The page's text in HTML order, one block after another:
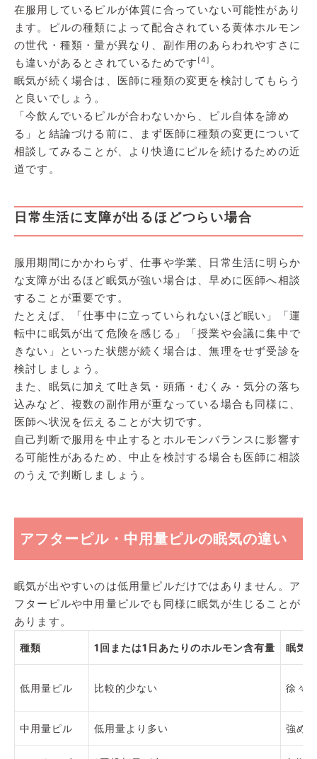
在服用しているピルが体質に合っていない可能性があり
ます。ピルの種類によって配合されている黄体ホルモン
の世代・種類・量が異なり、副作用のあらわれやすさに
も違いがあるとされているためです [4] 。
眠気が続く場合は、医師に種類の変更を検討してもらう
と良いでしょう。
「今飲んでいるピルが合わないから、ピル自体を諦め
る」と結論づける前に、まず医師に種類の変更について
相談してみることが、より快適にピルを続けるための近
道です。
日常生活に支障が出るほどつらい場合
服用期間にかかわらず、仕事や学業、日常生活に明らか
な支障が出るほど眠気が強い場合は、早めに医師へ相談
することが重要です。
たとえば、「仕事中に立っていられないほど眠い」「運
転中に眠気が出て危険を感じる」「授業や会議に集中で
きない」といった状態が続く場合は、無理をせず受診を
検討しましょう。
また、眠気に加えて吐き気・頭痛・むくみ・気分の落ち
込みなど、複数の副作用が重なっている場合も同様に、
医師へ状況を伝えることが大切です。
自己判断で服用を中止するとホルモンバランスに影響す
る可能性があるため、中止を検討する場合も医師に相談
のうえで判断しましょう。
アフターピル・中用量ピルの眠気の違い
眠気が出やすいのは低用量ピルだけではありません。ア
フターピルや中用量ピルでも同様に眠気が生じることが
あります。
種類 1回または1日あたりのホルモン含有量 眠気
低用量ピル 比較的少ない 徐々
中用量ピル 低用量より多い 強め